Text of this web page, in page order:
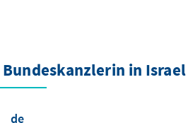
in Israel
de